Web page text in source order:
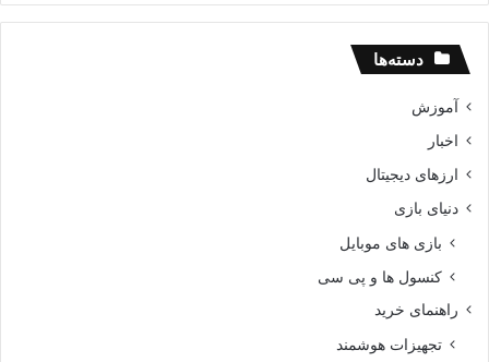
دسته‌ها
آموزش
اخبار
ارزهای دیجیتال
دنیای بازی
بازی های موبایل
کنسول ها و پی سی